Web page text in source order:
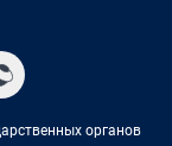
органов